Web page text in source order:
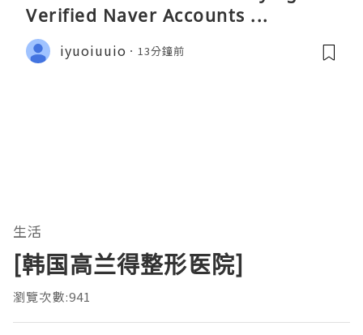
Verified Naver Accounts ...
iyuoiuuio 13分鐘前
生活
[韩国高兰得整形医院]
瀏覽次數:941